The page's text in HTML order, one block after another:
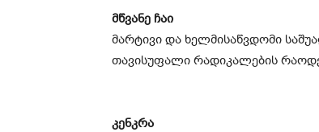
მწვანე ჩაი
მარტივი და ხელმისაწვდომი
თავისუფალი რადიკალების
კენკრა